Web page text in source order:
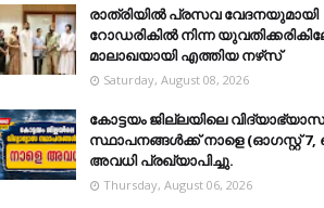
രാത്രിയില്‍ പ്രസവ വേദനയുമായി
റോഡരികില്‍ നിന്ന
മാലാഖയായി എത്തിയ നഴ്‌സ്
Saturday, August 08, 2026
കോട്ടയം ജില്ലയിലെ വിദ്യാഭ്യാസ
സ്ഥാപനങ്ങള്‍ക്ക് നാളെ (ഓഗസ്റ്റ് 7,
അവധി പ്രഖ്യാപിച്ചു.
Thursday, August 06, 2026